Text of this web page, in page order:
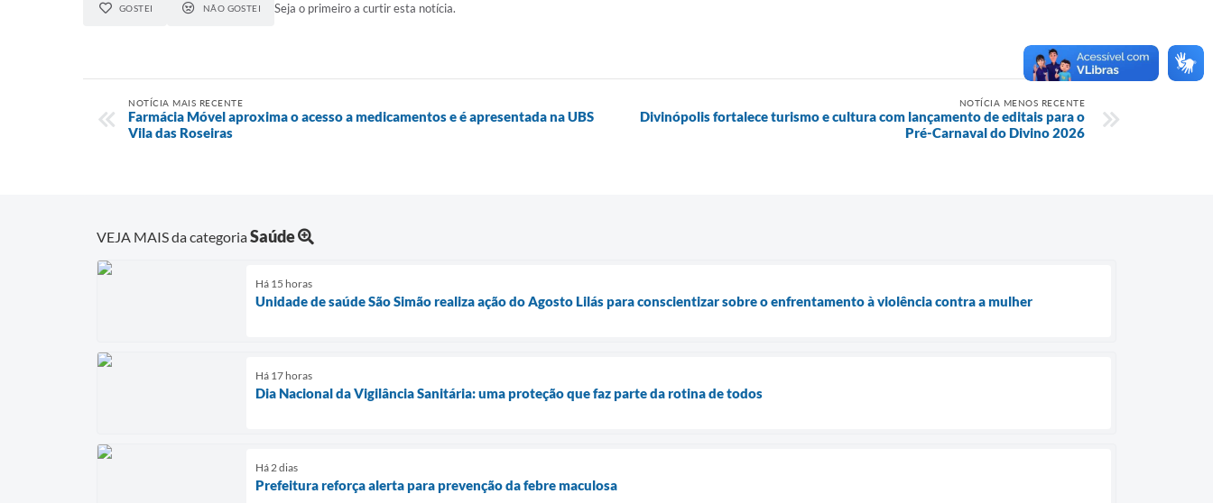
GOSTEI NÃO GOSTEI Seja o primeiro a curtir esta notícia.
NOTÍCIA MAIS RECENTE
Farmácia Móvel aproxima o acesso a medicamentos e é apresentada na UBS
Vila das Roseiras
NOTÍCIA MENOS RECENTE
Divinópolis fortalece turismo e cultura com lançamento de editais para o
Pré-Carnaval do Divino 2026
VEJA MAIS da categoriaSaúde
Há 15 horas
Unidade de saúde São Simão realiza ação do Agosto Lilás para conscientizar sobre o enfrentamento à violência contra a mulher
Há 17 horas
Dia Nacional da Vigilância Sanitária: uma proteção que faz parte da rotina de todos
Há 2 dias
Prefeitura reforça alerta para prevenção da febre maculosa